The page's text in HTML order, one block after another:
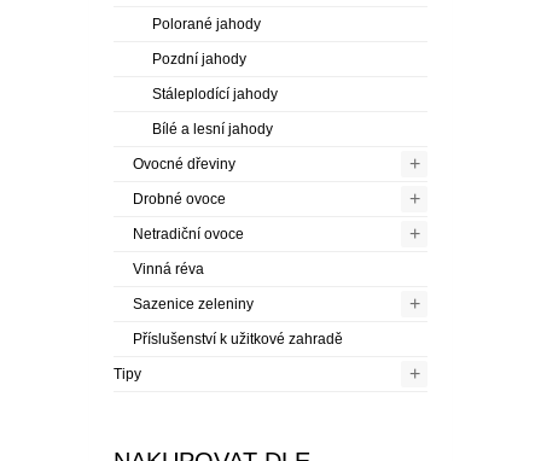
Polorané jahody
Pozdní jahody
Stáleplodící jahody
Bílé a lesní jahody
Ovocné dřeviny +
Drobné ovoce +
Netradiční ovoce +
Vinná réva
Sazenice zeleniny +
Příslušenství k užitkové zahradě
Tipy +